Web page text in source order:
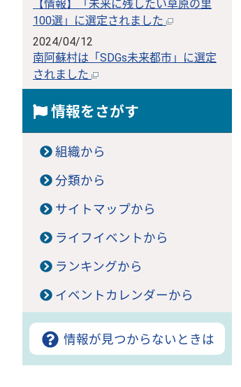
【情報】「未来に残したい草原の里
100選」に選定されました
2024/04/12
南阿蘇村は「SDGs未来都市」に選定
されました
情報をさがす
組織から
分類から
サイトマップから
ライフイベントから
ランキングから
イベントカレンダーから
情報が見つからないときは